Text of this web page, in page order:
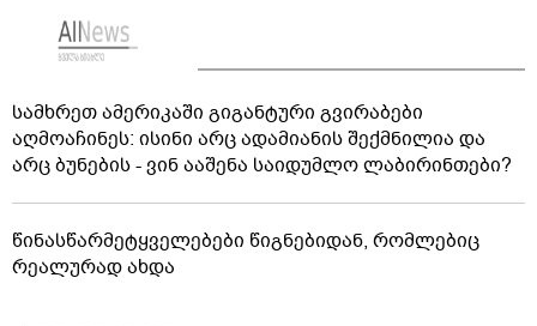
სამხრეთ ამერიკაში გიგანტური გვირაბები
აღმოაჩინეს: ისინი არც ადამიანის შექმნილია და
არც ბუნების - ვინ ააშენა საიდუმლო ლაბირინთები?
წინასწარმეტყველებები წიგნებიდან, რომლებიც
რეალურად ახდა